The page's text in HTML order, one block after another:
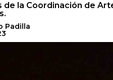
de la Coordinación de
Padilla